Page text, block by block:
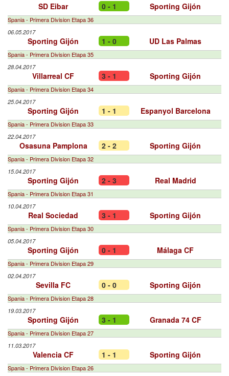
SD Eibar 0 - 1 Sporting Gijón
Spania - Primera Division Etapa 36
06.05.2017
Sporting Gijón 1 - 0 UD Las Palmas
Spania - Primera Division Etapa 35
28.04.2017
Villarreal CF 3 - 1 Sporting Gijón
Spania - Primera Division Etapa 34
25.04.2017
Sporting Gijón 1 - 1 Espanyol Barcelona
Spania - Primera Division Etapa 33
22.04.2017
Osasuna Pamplona 2 - 2 Sporting Gijón
Spania - Primera Division Etapa 32
15.04.2017
Sporting Gijón 2 - 3 Real Madrid
Spania - Primera Division Etapa 31
10.04.2017
Real Sociedad 3 - 1 Sporting Gijón
Spania - Primera Division Etapa 30
05.04.2017
Sporting Gijón 0 - 1 Málaga CF
Spania - Primera Division Etapa 29
02.04.2017
Sevilla FC 0 - 0 Sporting Gijón
Spania - Primera Division Etapa 28
19.03.2017
Sporting Gijón 3 - 1 Granada 74 CF
Spania - Primera Division Etapa 27
11.03.2017
Valencia CF 1 - 1 Sporting Gijón
Spania - Primera Division Etapa 26